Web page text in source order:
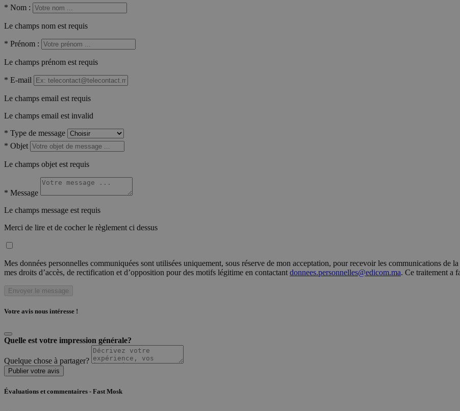
* Nom :
Le champs nom est requis
* Prénom :
Le champs prénom est requis
* E-mail
Le champs email est requis
Le champs email est invalid
* Type de message
* Objet
Le champs objet est requis
* Message
Le champs message est requis
Merci de lire et de cocher le règlement ci dessus
Mes données personnelles communiquées sont utilisées uniquement, sous réserve de mon acceptation, pour recevoir les communications
mes droits d’accès, de rectification et d’opposition pour des motifs légitime en contactant donnees.personnelles@edicom.ma. Ce traitement a
Envoyer le message
Votre avis nous intéresse !
Quelle est votre impression générale?
Quelque chose à partager?
Publier votre avis
Évaluations et commentaires - Fast Mosk